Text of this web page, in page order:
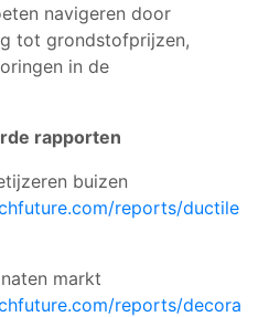
navigeren door
tot grondstofprijzen,
in de
rapporten
buizen
reports/ductile
markt
reports/decora